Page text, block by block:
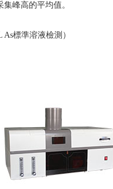
峰高的平均值。
As標準溶液檢測）